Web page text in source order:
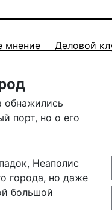
мнение Деловой
обнажились
порт, но о его
Неаполис
города, но даже
большой